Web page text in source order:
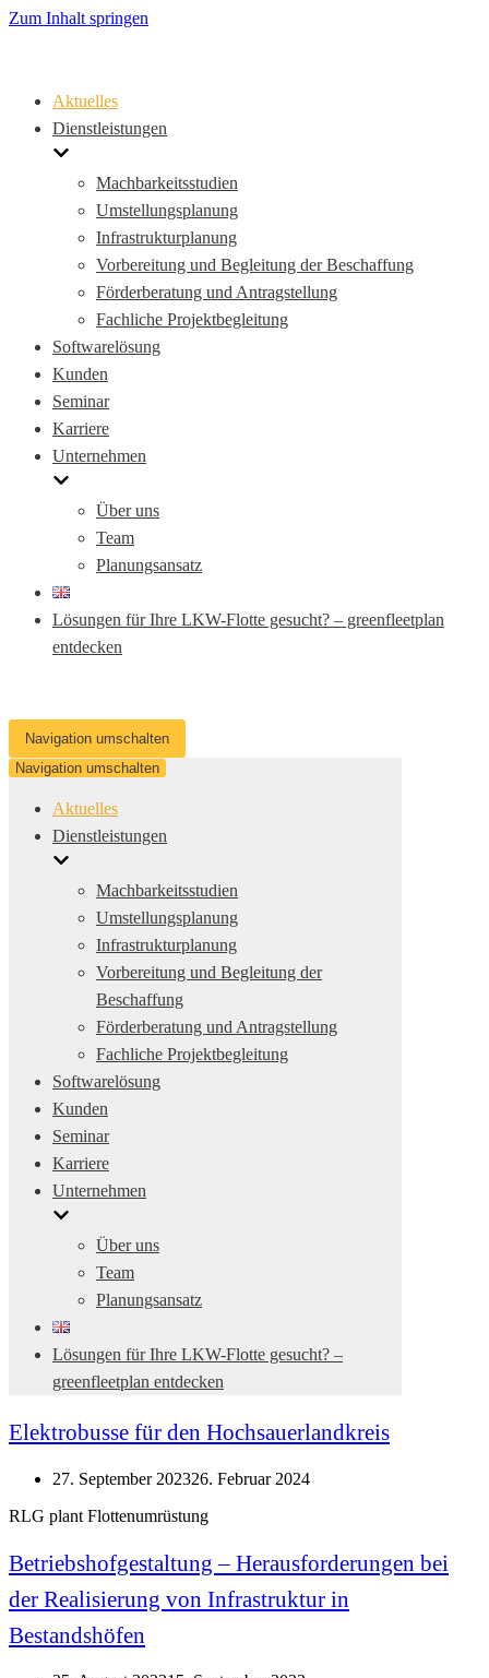
Zum Inhalt springen
Aktuelles
Dienstleistungen
Machbarkeitsstudien
Umstellungsplanung
Infrastrukturplanung
Vorbereitung und Begleitung der Beschaffung
Förderberatung und Antragstellung
Fachliche Projektbegleitung
Softwarelösung
Kunden
Seminar
Karriere
Unternehmen
Über uns
Team
Planungsansatz
Lösungen für Ihre LKW-Flotte gesucht? – greenfleetplan
entdecken
Navigation umschalten
Navigation umschalten
Aktuelles
Dienstleistungen
Machbarkeitsstudien
Umstellungsplanung
Infrastrukturplanung
Vorbereitung und Begleitung der
Beschaffung
Förderberatung und Antragstellung
Fachliche Projektbegleitung
Softwarelösung
Kunden
Seminar
Karriere
Unternehmen
Über uns
Team
Planungsansatz
Lösungen für Ihre LKW-Flotte gesucht? –
greenfleetplan entdecken
Elektrobusse für den Hochsauerlandkreis
27. September 202326. Februar 2024
RLG plant Flottenumrüstung
Betriebshofgestaltung – Herausforderungen bei
der Realisierung von Infrastruktur in
Bestandshöfen